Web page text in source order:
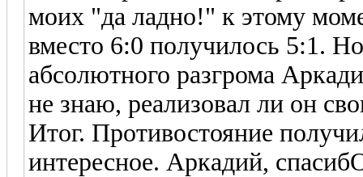
моих "да ладно!" к этому
вместо 6:0 получилось 5:1.
абсолютного разгрома
не знаю, реализовал ли он
Итог. Противостояние
интересное. Аркадий,